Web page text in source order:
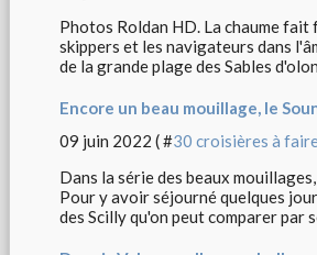
Photos Roldan HD. La chaume
skippers et les navigateurs dans
de la grande plage des Sables
Encore un beau mouillage, le
09 juin 2022 ( #30 croisières à
Dans la série des beaux
Pour y avoir séjourné quelques
des Scilly qu'on peut comparer par